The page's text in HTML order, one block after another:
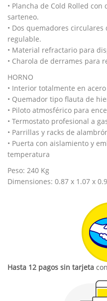
• Plancha de Cold Rolled
sarteneo.
• Dos quemadores
regulable.
• Material refractario para
• Charola de derrames para
HORNO
• Interior totalmente en
• Quemador tipo flauta de
• Piloto atmosférico para
• Termostato profesional a
• Parrillas y racks de
• Puerta con aislamiento y
temperatura
Peso: 240 Kg
Dimensiones: 0.87 x 1.07 x
Hasta 12 pagos sin tarjeta